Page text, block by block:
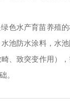
色水产育苗养殖
池防水涂料，水
、致突变作用）
。